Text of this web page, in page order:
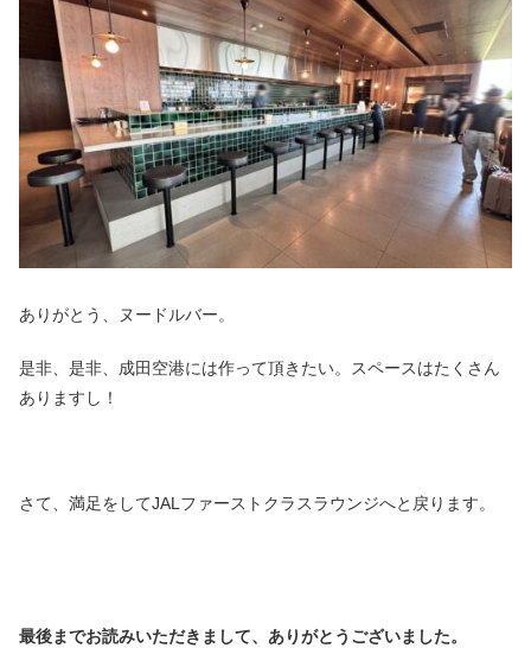
ありがとう、ヌードルバー。
是非、是非、成田空港には作って頂きたい。スペースはたくさん
ありますし！
さて、満足をしてJALファーストクラスラウンジへと戻ります。
最後までお読みいただきまして、ありがとうございました。